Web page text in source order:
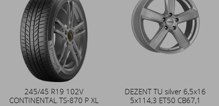
245/45 R19 102V
CONTINENTAL TS-870 P XL
DEZENT TU silver 6,5x16
5x114,3 ET50 CB67,1
Duše 12x4 (4.00-4) kovový
zahnutý ventil TR87